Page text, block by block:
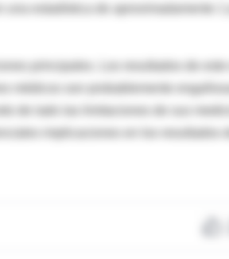
estadística de aproximadamente 1
principales. Los resultados de este
médicos son probablemente